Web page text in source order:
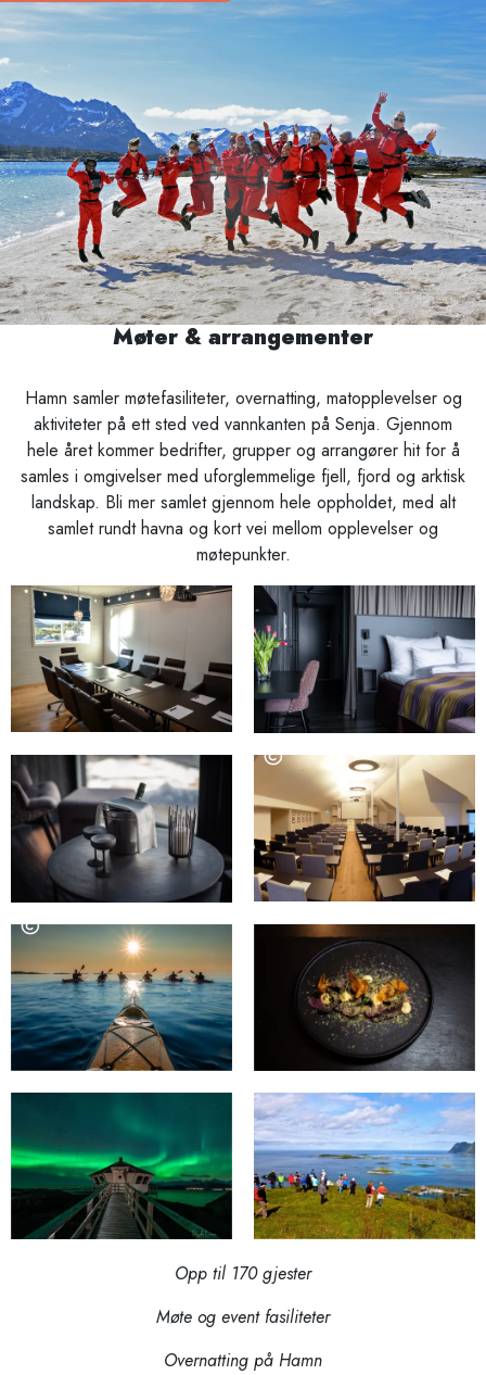
Møter & arrangementer
Hamn samler møtefasiliteter, overnatting, matopplevelser og
aktiviteter på ett sted ved vannkanten på Senja. Gjennom
hele året kommer bedrifter, grupper og arrangører hit for å
samles i omgivelser med uforglemmelige fjell, fjord og arktisk
landskap. Bli mer samlet gjennom hele oppholdet, med alt
samlet rundt havna og kort vei mellom opplevelser og
møtepunkter.
Opp til 170 gjester
Møte og event fasiliteter
Overnatting på Hamn